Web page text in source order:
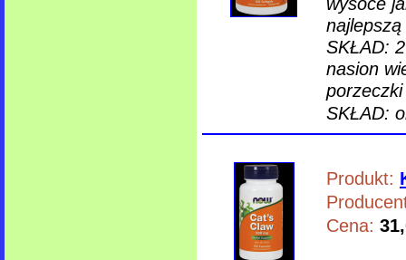
SKŁAD:
nasion
SKŁAD:
Produkt:
Cena: